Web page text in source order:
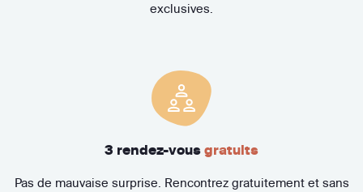
exclusives.
3 rendez-vous gratuits
Pas de mauvaise surprise. Rencontrez gratuitement et sans